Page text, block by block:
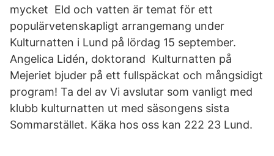
mycket Eld och vatten är temat för ett
populärvetenskapligt arrangemang under
Kulturnatten i Lund på lördag 15 september.
Angelica Lidén, doktorand Kulturnatten på
Mejeriet bjuder på ett fullspäckat och mångsidigt
program! Ta del av Vi avslutar som vanligt med
klubb kulturnatten ut med säsongens sista
Sommarstället. Käka hos oss kan 222 23 Lund.